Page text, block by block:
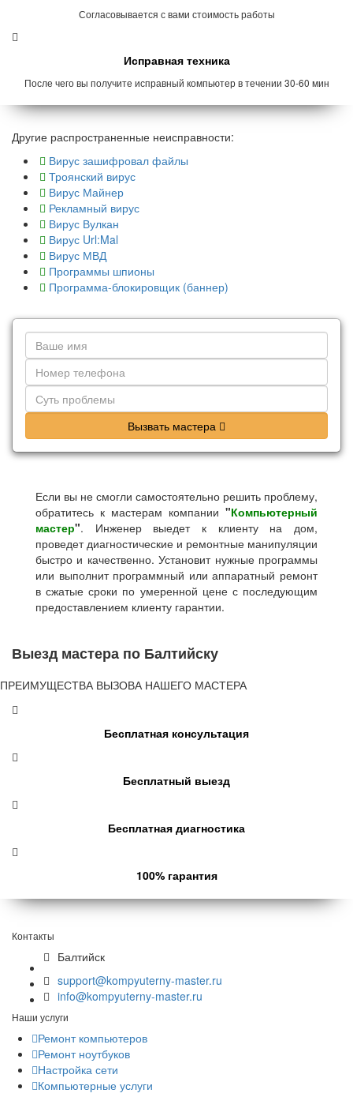
Согласовывается с вами стоимость работы
Исправная техника
После чего вы получите исправный компьютер в течении 30-60 мин
Другие распространенные неисправности:
Вирус зашифровал файлы
Троянский вирус
Вирус Майнер
Рекламный вирус
Вирус Вулкан
Вирус Url:Mal
Вирус МВД
Программы шпионы
Программа-блокировщик (баннер)
Вызвать мастера
Если вы не смогли самостоятельно решить проблему,
обратитесь к мастерам компании "Компьютерный
мастер". Инженер выедет к клиенту на дом,
проведет диагностические и ремонтные манипуляции
быстро и качественно. Установит нужные программы
или выполнит программный или аппаратный ремонт
в сжатые сроки по умеренной цене с последующим
предоставлением клиенту гарантии.
Выезд мастера по Балтийску
ПРЕИМУЩЕСТВА ВЫЗОВА НАШЕГО МАСТЕРА
Бесплатная консультация
Бесплатный выезд
Бесплатная диагностика
100% гарантия
Контакты
Балтийск
support@kompyuterny-master.ru
info@kompyuterny-master.ru
Наши услуги
Ремонт компьютеров
Ремонт ноутбуков
Настройка сети
Компьютерные услуги